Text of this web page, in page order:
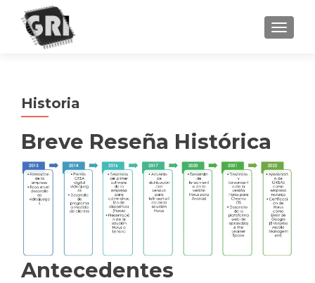
Historia
Breve Reseña Histórica
Antecedentes